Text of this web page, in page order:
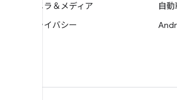
カメラ＆メディア
プライバシー
自